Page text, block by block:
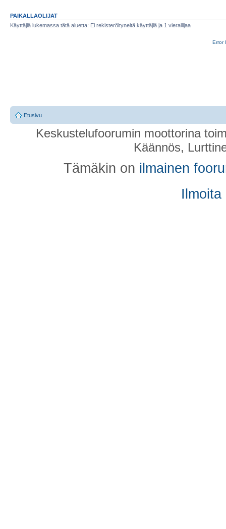
PAIKALLAOLIJAT
Käyttäjiä lukemassa tätä aluetta: Ei rekisteröityneitä käyttäjiä ja 1 vierailijaa
Error
Etusivu
Keskustelufoorumin moottorina
Käännös,
Tämäkin on ilmainen